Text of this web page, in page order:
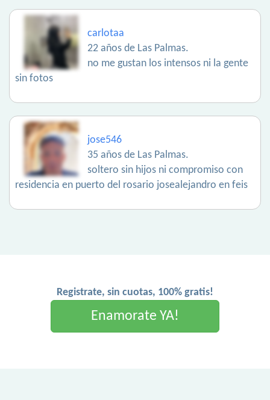
carlotaa
22 años de Las Palmas.
no me gustan los intensos ni la gente
sin fotos
jose546
35 años de Las Palmas.
soltero sin hijos ni compromiso con
residencia en puerto del rosario josealejandro en feis
Registrate, sin cuotas, 100% gratis!
Enamorate YA!